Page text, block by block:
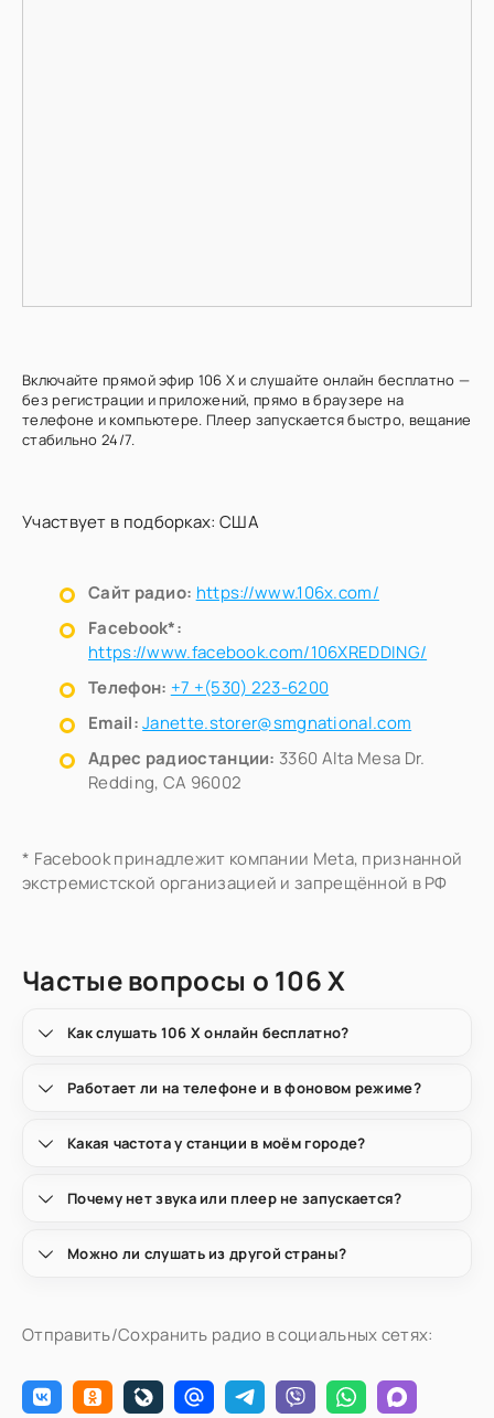
Включайте прямой эфир 106 X и слушайте онлайн бесплатно —
без регистрации и приложений, прямо в браузере на
телефоне и компьютере. Плеер запускается быстро, вещание
стабильно 24/7.
Участвует в подборках: США
Сайт радио: https://www.106x.com/
Facebook*:
https://www.facebook.com/106XREDDING/
Телефон: +7 +(530) 223-6200
Email:Janette.storer@smgnational.com
Адрес радиостанции: 3360 Alta Mesa Dr.
Redding, CA 96002
* Facebook принадлежит компании Meta, признанной
экстремистской организацией и запрещённой в РФ
Частые вопросы о 106 X
Как слушать 106 X онлайн бесплатно?
Работает ли на телефоне и в фоновом режиме?
Какая частота у станции в моём городе?
Почему нет звука или плеер не запускается?
Можно ли слушать из другой страны?
Отправить/Сохранить радио в социальных сетях: